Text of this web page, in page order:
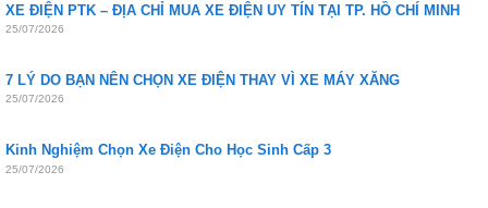
XE ĐIỆN PTK – ĐỊA CHỈ MUA XE ĐIỆN UY TÍN TẠI TP. HỒ CHÍ MINH
25/07/2026
7 LÝ DO BẠN NÊN CHỌN XE ĐIỆN THAY VÌ XE MÁY XĂNG
25/07/2026
Kinh Nghiệm Chọn Xe Điện Cho Học Sinh Cấp 3
25/07/2026